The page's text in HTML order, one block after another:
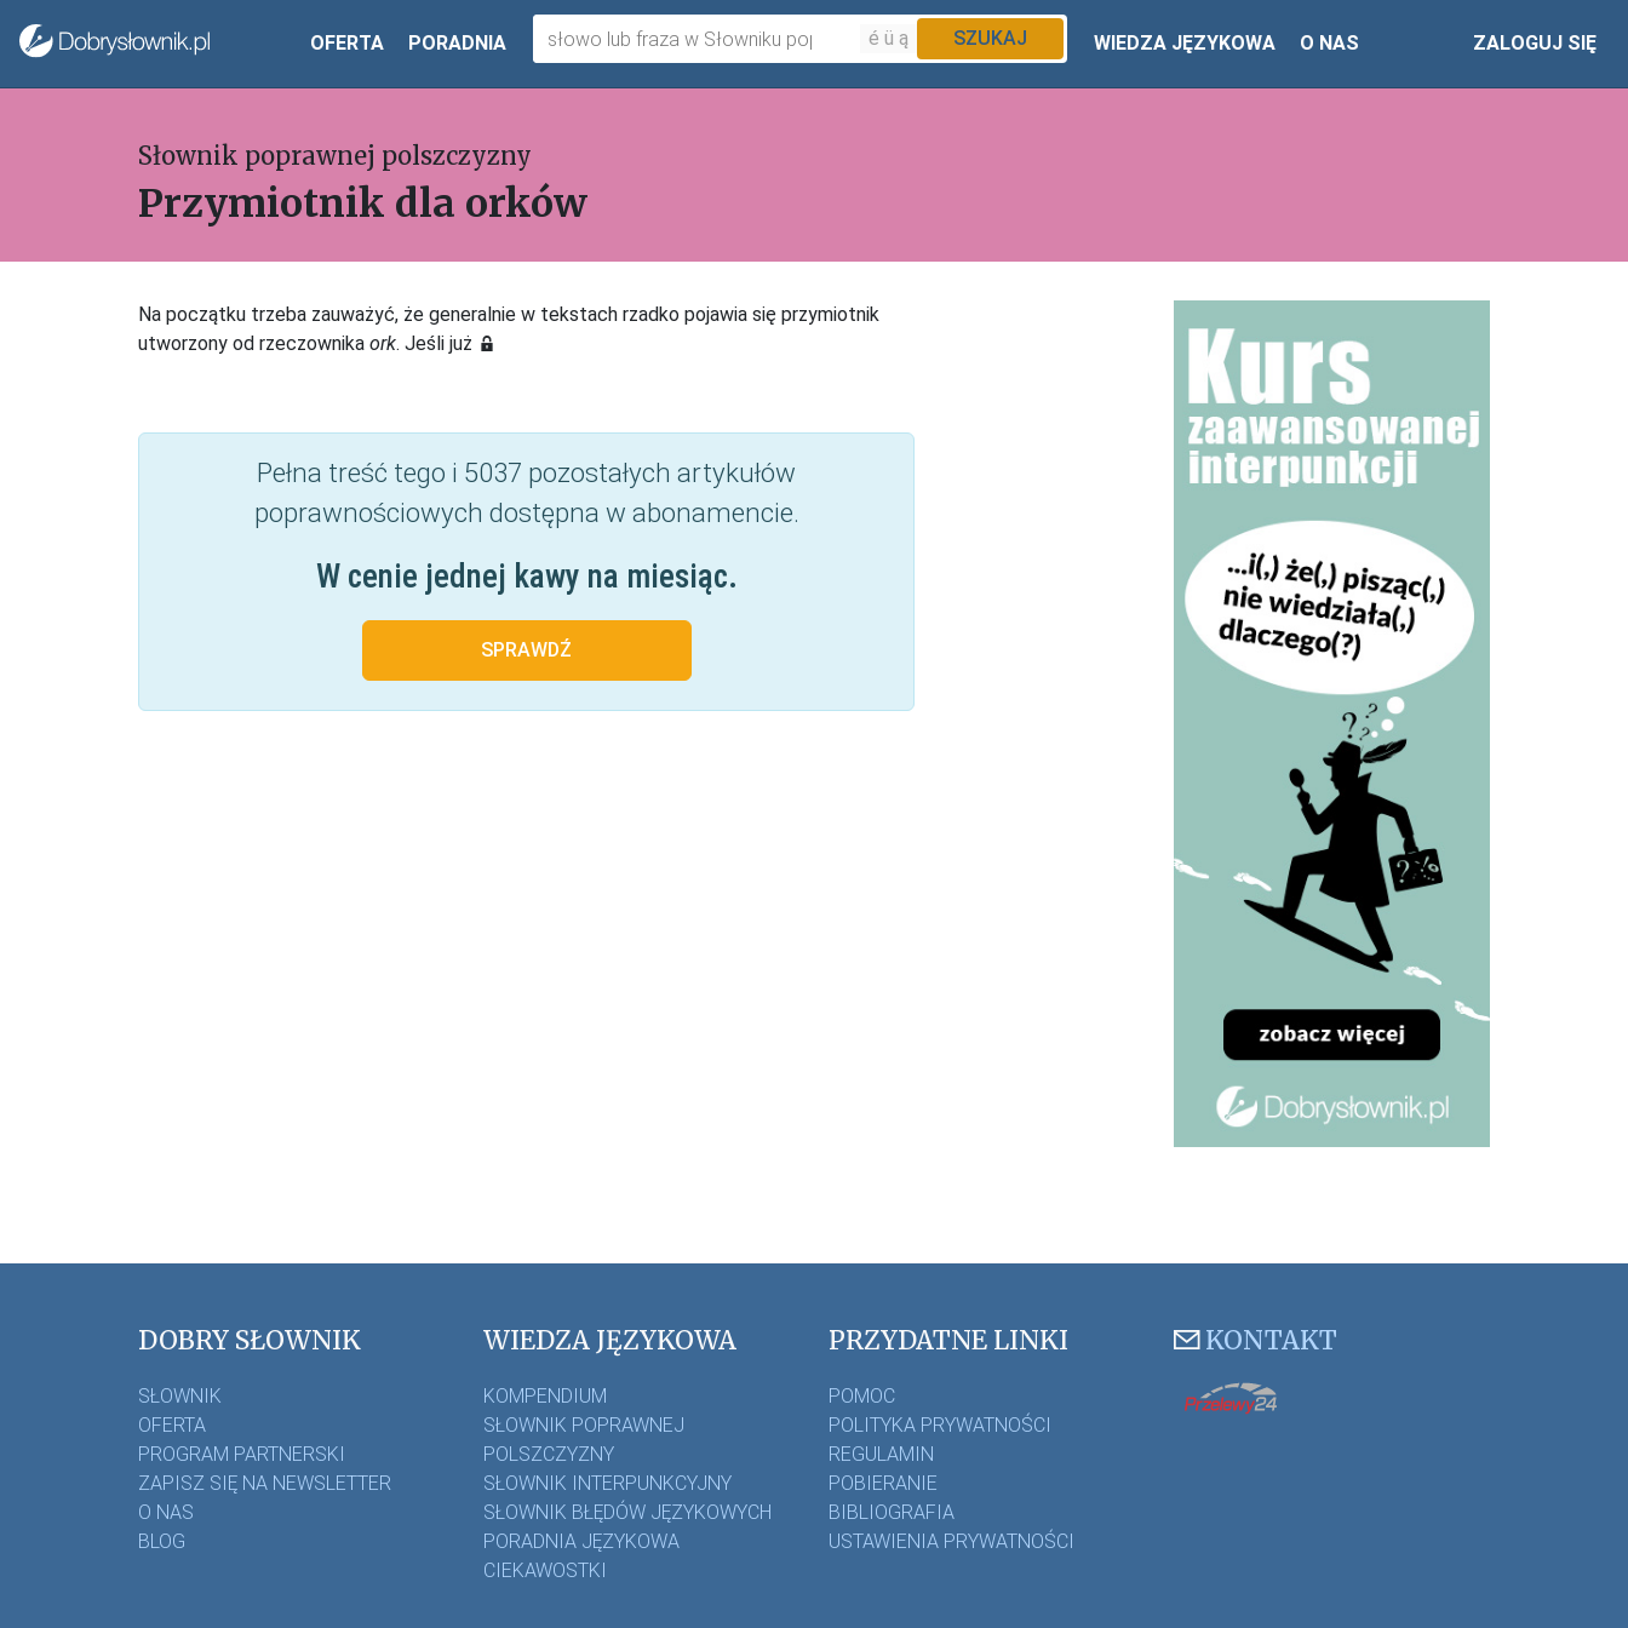
OFERTA PORADNIA é ü ą SZUKAJ WIEDZA JĘZYKOWA O NAS ZALOGUJ SIĘ
Słownik poprawnej polszczyzny
Przymiotnik dla orków
Na początku trzeba zauważyć, że generalnie w tekstach rzadko pojawia się przymiotnik
utworzony od rzeczownika ork. Jeśli już
Pełna treść tego i 5037 pozostałych artykułów
poprawnościowych dostępna w abonamencie.
W cenie jednej kawy na miesiąc.
SPRAWDŹ
DOBRY SŁOWNIK
SŁOWNIK
OFERTA
PROGRAM PARTNERSKI
ZAPISZ SIĘ NA NEWSLETTER
O NAS
BLOG
WIEDZA JĘZYKOWA
KOMPENDIUM
SŁOWNIK POPRAWNEJ
POLSZCZYZNY
SŁOWNIK INTERPUNKCYJNY
SŁOWNIK BŁĘDÓW JĘZYKOWYCH
PORADNIA JĘZYKOWA
CIEKAWOSTKI
PRZYDATNE LINKI
POMOC
POLITYKA PRYWATNOŚCI
REGULAMIN
POBIERANIE
BIBLIOGRAFIA
USTAWIENIA PRYWATNOŚCI
KONTAKT